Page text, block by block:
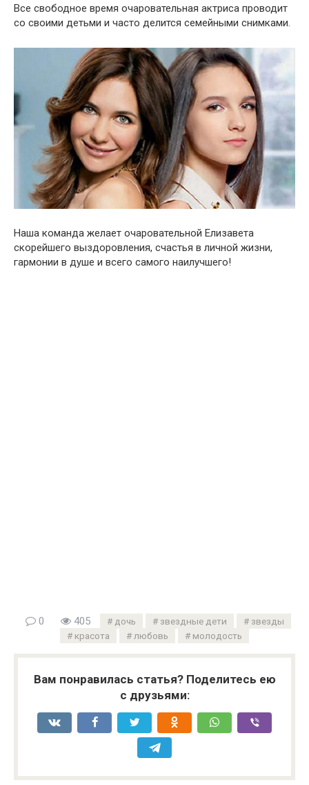
Все свободное время очаровательная актриса проводит
со своими детьми и часто делится семейными снимками.
Наша команда желает очаровательной Елизавета
скорейшего выздоровления, счастья в личной жизни,
гармонии в душе и всего самого наилучшего!
0 405 дочь звездные дети
звезды
красота
любовь молодость
Вам понравилась статья? Поделитесь ею
с друзьями: